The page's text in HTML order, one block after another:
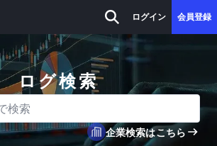
ログイン 会員登録
ログ検索
企業検索はこちら